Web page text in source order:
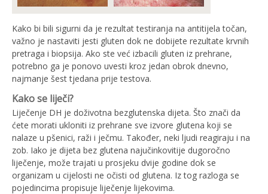
Kako bi bili sigurni da je rezultat testiranja na antitijela točan,
važno je nastaviti jesti gluten dok ne dobijete rezultate krvnih
pretraga i biopsija. Ako ste već izbacili gluten iz prehrane,
potrebno ga je ponovo uvesti kroz jedan obrok dnevno,
najmanje šest tjedana prije testova.
Kako se liječi?
Liječenje DH je doživotna bezglutenska dijeta. Što znači da
ćete morati ukloniti iz prehrane sve izvore glutena koji se
nalaze u pšenici, raži i ječmu. Također, neki ljudi reagiraju i na
zob. Iako je dijeta bez glutena najučinkovitije dugoročno
liječenje, može trajati u prosjeku dvije godine dok se
organizam u cijelosti ne očisti od glutena. Iz tog razloga se
pojedincima propisuje liječenje lijekovima.